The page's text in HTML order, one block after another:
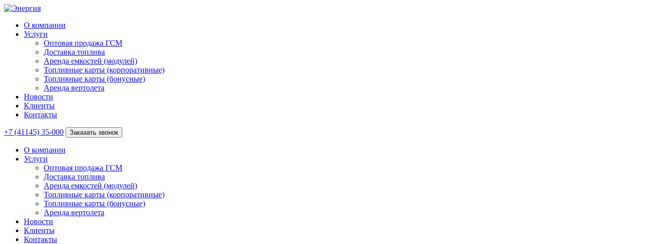
О компании
Услуги
Оптовая продажа ГСМ
Доставка топлива
Аренда емкостей (модулей)
Топливные карты (корпоративные)
Топливные карты (бонусные)
Аренда вертолета
Новости
Клиенты
Контакты
+7 (41145) 35-000 Заказать звонок
О компании
Услуги
Оптовая продажа ГСМ
Доставка топлива
Аренда емкостей (модулей)
Топливные карты (корпоративные)
Топливные карты (бонусные)
Аренда вертолета
Новости
Клиенты
Контакты